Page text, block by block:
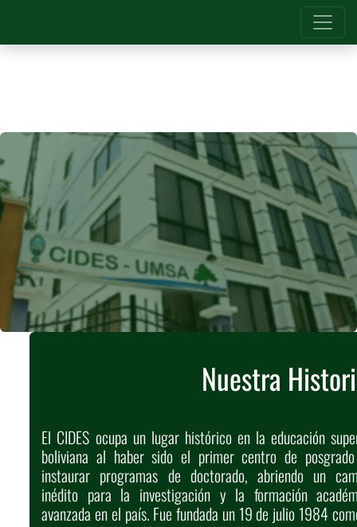
Nuestra
El CIDES ocupa un lugar histórico en la educación
boliviana al haber sido el primer centro de
instaurar programas de doctorado, abriendo un
inédito para la investigación y la formación
avanzada en el país. Fue fundada un 19 de julio 1984